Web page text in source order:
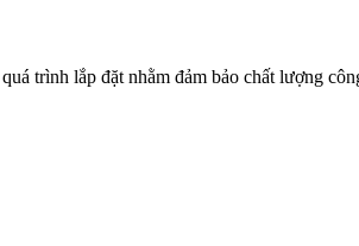
trình lắp đặt nhằm đảm bảo chất lượng